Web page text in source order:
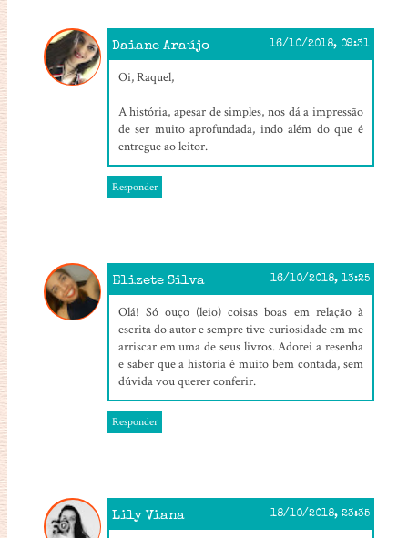
Daiane Araújo 16/10/2018, 09:31
Oi, Raquel,
A história, apesar de simples, nos dá a impressão
de ser muito aprofundada, indo além do que é
entregue ao leitor.
Responder
Elizete Silva 16/10/2018, 13:25
Olá! Só ouço (leio) coisas boas em relação à
escrita do autor e sempre tive curiosidade em me
arriscar em uma de seus livros. Adorei a resenha
e saber que a história é muito bem contada, sem
dúvida vou querer conferir.
Responder
Lily Viana 18/10/2018, 23:35